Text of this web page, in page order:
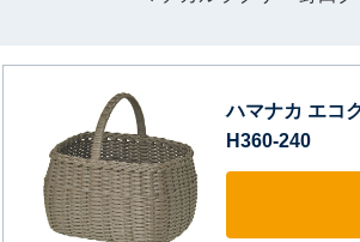
ハマナカ エコ
H360-240